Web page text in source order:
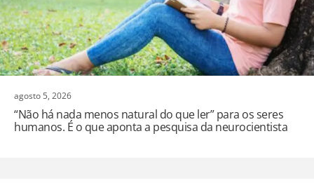
agosto 5, 2026
“Não há nada menos natural do que ler” para os seres
humanos. É o que aponta a pesquisa da neurocientista